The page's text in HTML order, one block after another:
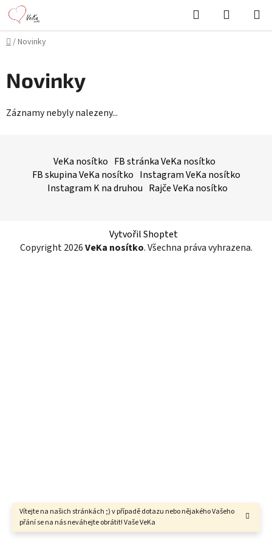
Přejít
na
obsah
Vítejte na našich stránkách ;) v případě dotazu nebo nějakého Vašeho
přání se na nás neváhejte obrátit! Vaše VeKa
Hledat
KOŠÍK
Domů
/Novinky
Novinky
Záznamy nebyly nalezeny...
VeKa nosítko FB stránka VeKa nosítko
FB skupina VeKa nosítko Instagram VeKa nosítko
Instagram K na druhou Rajče VeKa nosítko
Vytvořil Shoptet
Copyright 2026VeKa nosítko. Všechna práva vyhrazena.